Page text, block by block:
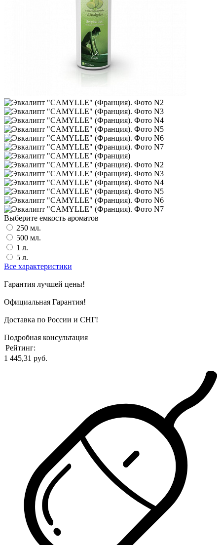
Выберите емкость ароматов
250 мл.
500 мл.
1 л.
5 л.
Все характеристики
Гарантия лучшей цены!
Официальная Гарантия!
Доставка по России и СНГ!
Подробная консультация
Рейтинг:
1 445,31 руб.